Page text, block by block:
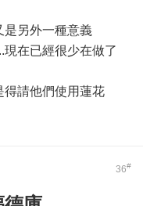
是另外一種意義
在已經很少在做了
得請他們使用蓮花
36#